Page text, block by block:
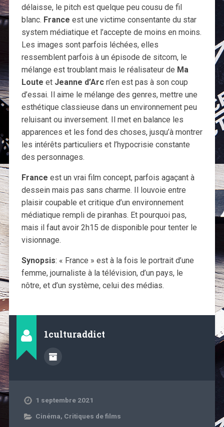
délaisse, le pitch est quelque peu cousu de fil
blanc. France est une victime consentante du star
system médiatique et l’accepte de moins en moins.
Les images sont parfois léchées, elles
ressemblent parfois à un épisode de sitcom, le
mélange est troublant mais le réalisateur de Ma
Loute et Jeanne d’Arcn’en est pas à son coup
d’essai. Il aime le mélange des genres, mettre une
esthétique classieuse dans un environnement peu
reluisant ou inversement. Il met en balance les
apparences et les fond des choses, jusqu’à montrer
les intérêts particuliers et l’hypocrisie constante
des personnages.
France est un vrai film concept, parfois agaçant à
dessein mais pas sans charme. Il louvoie entre
plaisir coupable et critique d’un environnement
médiatique rempli de piranhas. Et pourquoi pas,
mais il faut avoir 2h15 de disponible pour tenter le
visionnage.
Synopsis: « France » est à la fois le portrait d’une
femme, journaliste à la télévision, d’un pays, le
nôtre, et d’un système, celui des médias.
1culturaddict
1 septembre 2021
Cinéma, Critiques de films